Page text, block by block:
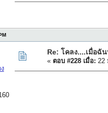
Re: โคลง....เมื่อฉั
« ตอบ #228 เมื่อ: 22